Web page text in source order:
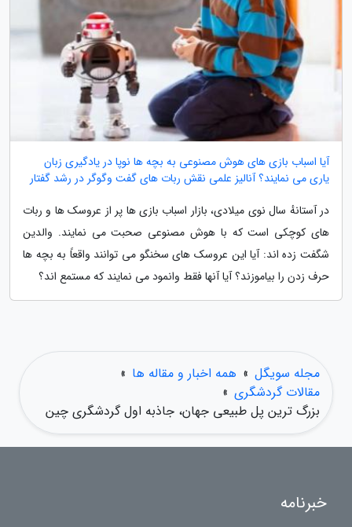
آیا اسباب بازی های هوش مصنوعی به بچه ها نوپا در یادگیری زبان
یاری می نمایند؟ آنالیز علمی نقش ربات های گفت وگوگر در رشد گفتار
در آستانهٔ سال نوی میلادی، بازار اسباب بازی ها پر از عروسک ها و ربات
های کوچکی است که با هوش مصنوعی صحبت می نمایند. والدین
شگفت زده اند: آیا این عروسک های سخنگو می توانند واقعاً به بچه ها
حرف زدن را بیاموزند؟ آیا آنها فقط وانمود می نمایند که مستمع اند؟
مجله سویگل » همه اخبار و مقاله ها »
مقالات گردشگری »
بزرگ ترین پل طبیعی جهان، جاذبه اول گردشگری چین
خبرنامه